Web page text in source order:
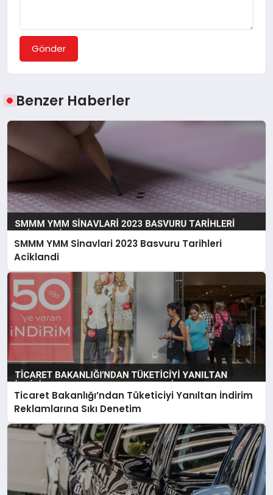
Gönder
Benzer Haberler
SMMM YMM Sinavlari 2023 Basvuru Tarihleri
Aciklandi
Ticaret Bakanlığı’ndan Tüketiciyi Yanıltan İndirim
Reklamlarına Sıkı Denetim